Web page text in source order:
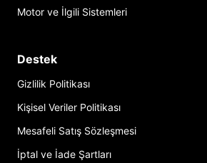
Motor ve İlgili Sistemleri
Destek
Gizlilik Politikası
Kişisel Veriler Politikası
Mesafeli Satış Sözleşmesi
İptal ve İade Şartları